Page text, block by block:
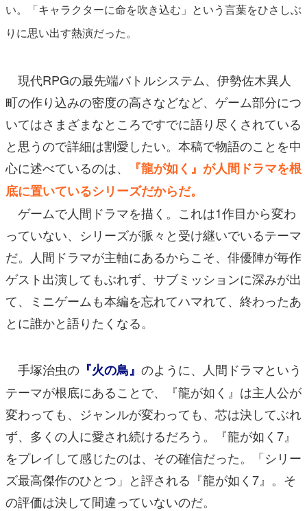
い。「キャラクターに命を吹き込む」という言葉をひさしぶ
りに思い出す熱演だった。
現代RPGの最先端バトルシステム、伊勢佐木異人
町の作り込みの密度の高さなどなど、ゲーム部分につ
いてはさまざまなところですでに語り尽くされている
と思うので詳細は割愛したい。本稿で物語のことを中
心に述べているのは、
『龍が如く』が人間ドラマを根
底に置いているシリーズだからだ。
ゲームで人間ドラマを描く。これは1作目から変わ
っていない、シリーズが脈々と受け継いでいるテーマ
だ。人間ドラマが主軸にあるからこそ、俳優陣が毎作
ゲスト出演してもぶれず、サブミッションに深みが出
て、ミニゲームも本編を忘れてハマれて、終わったあ
とに誰かと語りたくなる。
手塚治虫の 『火の鳥』 のように、人間ドラマという
テーマが根底にあることで、『龍が如く』は主人公が
変わっても、ジャンルが変わっても、芯は決してぶれ
ず、多くの人に愛され続けるだろう。『龍が如く7』
をプレイして感じたのは、その確信だった。「シリー
ズ最高傑作のひとつ」と評される『龍が如く7』。そ
の評価は決して間違っていないのだ。